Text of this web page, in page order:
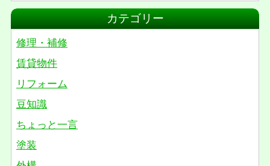
カテゴリー
修理・補修
賃貸物件
リフォーム
豆知識
ちょっと一言
塗装